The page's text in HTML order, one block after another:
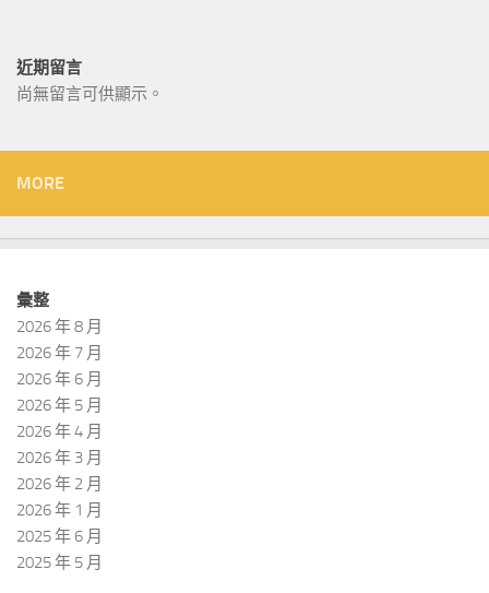
近期留言
尚無留言可供顯示。
MORE
彙整
2026 年 8 月
2026 年 7 月
2026 年 6 月
2026 年 5 月
2026 年 4 月
2026 年 3 月
2026 年 2 月
2026 年 1 月
2025 年 6 月
2025 年 5 月